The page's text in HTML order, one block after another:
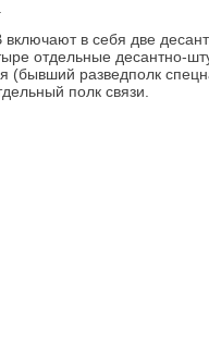
в себя две
отдельные десантно-
(бывший разведполк
полк связи.